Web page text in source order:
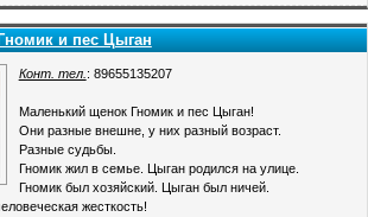
и пес Цыган
Конт. тел. : 89655135207
Маленький щенок Гномик и пес Цыган!
Они разные внешне, у них разный возраст.
Разные судьбы.
Гномик жил в семье. Цыган родился на улице.
Гномик был хозяйский. Цыган был ничей.
жесткость!